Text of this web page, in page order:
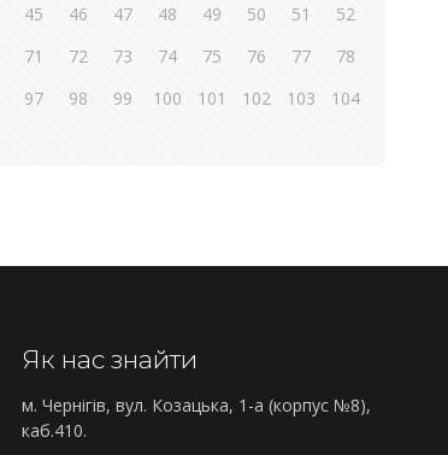
45 46 47 48 49 50 51
52
71 72 73 74 75 76 77
78
97 98 99 100 101 102 103
104
Як нас знайти
м. Чернігів, вул. Козацька, 1-а (корпус №8),
каб.410.